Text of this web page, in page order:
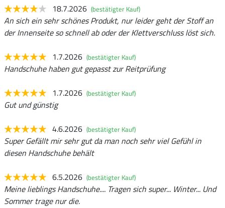
18.7.2026 (bestätigter Kauf)
An sich ein sehr schönes Produkt, nur leider geht der Stoff an
der Innenseite so schnell ab oder der Klettverschluss löst sich.
1.7.2026 (bestätigter Kauf)
Handschuhe haben gut gepasst zur Reitprüfung
1.7.2026 (bestätigter Kauf)
Gut und günstig
4.6.2026 (bestätigter Kauf)
Super Gefällt mir sehr gut da man noch sehr viel Gefühl in
diesen Handschuhe behält
6.5.2026 (bestätigter Kauf)
Meine lieblings Handschuhe.... Tragen sich super... Winter... Und
Sommer trage nur die.